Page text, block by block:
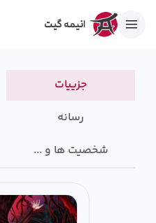
جزییات
رسانه‌
شخصیت ها و ...